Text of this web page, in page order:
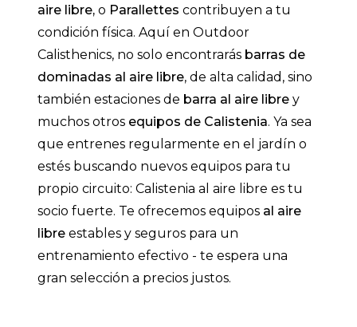
aire libre, o Parallettes contribuyen a tu
condición física. Aquí en Outdoor
Calisthenics, no solo encontrarás barras de
dominadas al aire libre, de alta calidad, sino
también estaciones de barra al aire libre y
muchos otros equipos de Calistenia. Ya sea
que entrenes regularmente en el jardín o
estés buscando nuevos equipos para tu
propio circuito: Calistenia al aire libre es tu
socio fuerte. Te ofrecemos equipos al aire
libre estables y seguros para un
entrenamiento efectivo - te espera una
gran selección a precios justos.